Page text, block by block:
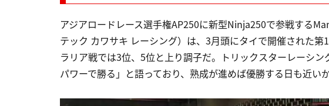
アジアロードレース選手権AP250に新型Ninja250で参戦する
テック カワサキ レーシング）は、3月頭にタイで開催された
ラリア戦では3位、5位と上り調子だ。トリックスターレーシ
パワーで勝る」と語っており、熟成が進めば優勝する日も近い